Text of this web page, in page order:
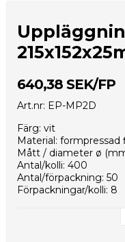
640,38 SEK/FP
Art.nr: EP-MP2D
Färg: vit
Material: formpressad
Mått / diameter ø
Antal/kolli: 400
Antal/förpackning: 50
Förpackningar/kolli: 8
Kollimått (mm):